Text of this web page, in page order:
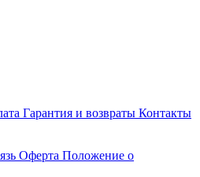
Гарантия и возвраты Контакты
Оферта Положение о